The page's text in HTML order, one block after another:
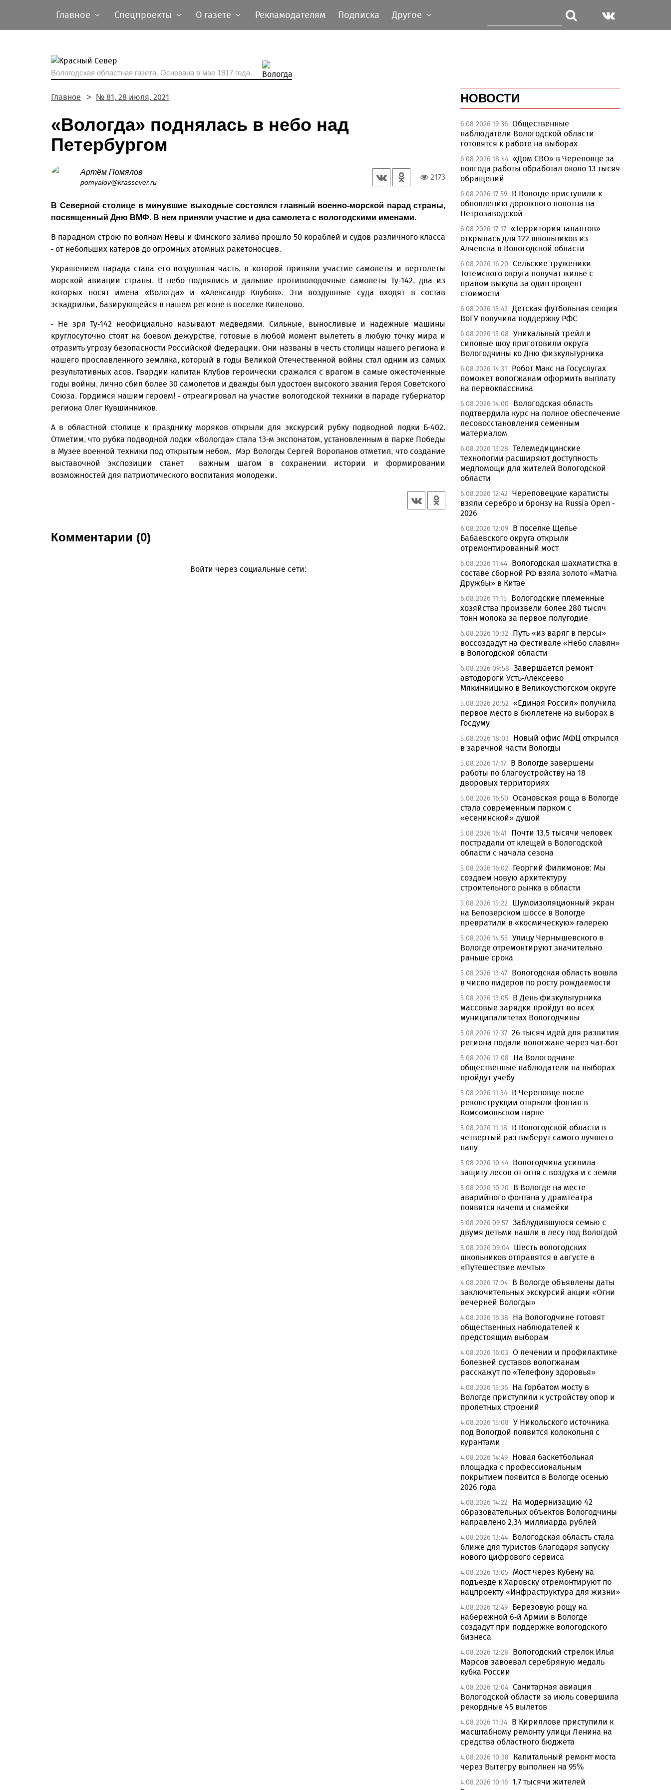
Главное Спецпроекты О газете Рекламодателям Подписка Другое
Вологодская областная газета. Основана в мае 1917 года.
Главное № 81, 28 июля, 2021
«Вологда» поднялась в небо над
Петербургом
Артём Помялов
pomyalov@krassever.ru
2173
В Северной столице в минувшие выходные состоялся главный военно-морской парад страны,
посвященный Дню ВМФ. В нем приняли участие и два самолета с вологодскими именами.
В парадном строю по волнам Невы и Финского залива прошло 50 кораблей и судов различного класса
- от небольших катеров до огромных атомных ракетоносцев.
Украшением парада стала его воздушная часть, в которой приняли участие самолеты и вертолеты
морской авиации страны. В небо поднялись и дальние противолодочные самолеты Ту-142, два из
которых носят имена «Вологда» и «Александр Клубов». Эти воздушные суда входят в состав
эскадрильи, базирующейся в нашем регионе в поселке Кипелово.
- Не зря Ту-142 неофициально называют медведями. Сильные, выносливые и надежные машины
круглосуточно стоят на боевом дежурстве, готовые в любой момент вылететь в любую точку мира и
отразить угрозу безопасности Российской Федерации. Они названы в честь столицы нашего региона и
нашего прославленного земляка, который в годы Великой Отечественной войны стал одним из самых
результативных асов. Гвардии капитан Клубов героически сражался с врагом в самые ожесточенные
годы войны, лично сбил более 30 самолетов и дважды был удостоен высокого звания Героя Советского
Союза. Гордимся нашим героем! - отреагировал на участие вологодской техники в параде губернатор
региона Олег Кувшинников.
А в областной столице к празднику моряков открыли для экскурсий рубку подводной лодки Б-402.
Отметим, что рубка подводной лодки «Вологда» стала 13-м экспонатом, установленным в парке Победы
в Музее военной техники под открытым небом. Мэр Вологды Сергей Воропанов отметил, что создание
выставочной экспозиции станет важным шагом в сохранении истории и формировании
возможностей для патриотического воспитания молодежи.
Комментарии (0)
Войти через социальные сети:
НОВОСТИ
6.08.2026 19:36 Общественные
наблюдатели Вологодской области
готовятся к работе на выборах
6.08.2026 18:44 «Дом СВО» в Череповце за
полгода работы обработал около 13 тысяч
обращений
6.08.2026 17:59 В Вологде приступили к
обновлению дорожного полотна на
Петрозаводской
6.08.2026 17:17 «Территория талантов»
открылась для 122 школьников из
Алчевска в Вологодской области
6.08.2026 16:20 Сельские труженики
Тотемского округа получат жилье с
правом выкупа за один процент
стоимости
6.08.2026 15:42 Детская футбольная секция
ВоГУ получила поддержку РФС
6.08.2026 15:08 Уникальный трейл и
силовые шоу приготовили округа
Вологодчины ко Дню физкультурника
6.08.2026 14:31
Робот Макс на Госуслугах
поможет вологжанам оформить выплату
на первоклассника
6.08.2026 14:00
Вологодская область
подтвердила курс на полное обеспечение
лесовосстановления семенным
материалом
6.08.2026 13:28 Телемедицинские
технологии расширяют доступность
медпомощи для жителей Вологодской
области
6.08.2026 12:42 Череповецкие каратисты
взяли серебро и бронзу на Russia Open -
2026
6.08.2026 12:09 В поселке Щепье
Бабаевского округа открыли
отремонтированный мост
6.08.2026 11:44 Вологодская шахматистка в
составе сборной РФ взяла золото «Матча
Дружбы» в Китае
6.08.2026 11:15 Вологодские племенные
хозяйства произвели более 280 тысяч
тонн молока за первое полугодие
6.08.2026 10:32
Путь «из варяг в персы»
воссоздадут на фестивале «Небо славян»
в Вологодской области
6.08.2026 09:58 Завершается ремонт
автодороги Усть-Алексеево –
Мякинницыно в Великоустюгском округе
5.08.2026 20:52 «Единая Россия» получила
первое место в бюллетене на выборах в
Госдуму
5.08.2026 18:03
Новый офис МФЦ открылся
в заречной части Вологды
5.08.2026 17:17 В Вологде завершены
работы по благоустройству на 18
дворовых территориях
5.08.2026 16:50 Осановская роща в Вологде
стала современным парком с
«есенинской» душой
5.08.2026 16:41
Почти 13,5 тысячи человек
пострадали от клещей в Вологодской
области с начала сезона
5.08.2026 16:02
Георгий Филимонов: Мы
создаем новую архитектуру
строительного рынка в области
5.08.2026 15:22
Шумоизоляционный экран
на Белозерском шоссе в Вологде
превратили в «космическую» галерею
5.08.2026 14:55 Улицу Чернышевского в
Вологде отремонтируют значительно
раньше срока
5.08.2026 13:47 Вологодская область вошла
в число лидеров по росту рождаемости
5.08.2026 13:05 В День физкультурника
массовые зарядки пройдут во всех
муниципалитетах Вологодчины
5.08.2026 12:37 26 тысяч идей для развития
региона подали вологжане через чат-бот
5.08.2026 12:08
На Вологодчине
общественные наблюдатели на выборах
пройдут учебу
5.08.2026 11:34 В Череповце после
реконструкции открыли фонтан в
Комсомольском парке
5.08.2026 11:18
В Вологодской области в
четвертый раз выберут самого лучшего
папу
5.08.2026 10:44 Вологодчина усилила
защиту лесов от огня с воздуха и с земли
5.08.2026 10:20
В Вологде на месте
аварийного фонтана у драмтеатра
появятся качели и скамейки
5.08.2026 09:57 Заблудившуюся семью с
двумя детьми нашли в лесу под Вологдой
5.08.2026 09:04 Шесть вологодских
школьников отправятся в августе в
«Путешествие мечты»
4.08.2026 17:04 В Вологде объявлены даты
заключительных экскурсий акции «Огни
вечерней Вологды»
4.08.2026 16:38
На Вологодчине готовят
общественных наблюдателей к
предстоящим выборам
4.08.2026 16:03 О лечении и профилактике
болезней суставов вологжанам
расскажут по «Телефону здоровья»
4.08.2026 15:36 На Горбатом мосту в
Вологде приступили к устройству опор и
пролетных строений
4.08.2026 15:08 У Никольского источника
под Вологдой появится колокольня с
курантами
4.08.2026 14:49 Новая баскетбольная
площадка с профессиональным
покрытием появится в Вологде осенью
2026 года
4.08.2026 14:22
На модернизацию 42
образовательных объектов Вологодчины
направлено 2,34 миллиарда рублей
4.08.2026 13:44 Вологодская область стала
ближе для туристов благодаря запуску
нового цифрового сервиса
4.08.2026 13:05 Мост через Кубену на
подъезде к Харовску отремонтируют по
нацпроекту «Инфраструктура для жизни»
4.08.2026 12:49 Березовую рощу на
набережной 6-й Армии в Вологде
создадут при поддержке вологодского
бизнеса
4.08.2026 12:28
Вологодский стрелок Илья
Марсов завоевал серебряную медаль
кубка России
4.08.2026 12:04 Санитарная авиация
Вологодской области за июль совершила
рекордные 45 вылетов
4.08.2026 11:34 В Кириллове приступили к
масштабному ремонту улицы Ленина на
средства областного бюджета
4.08.2026 10:38
Капитальный ремонт моста
через Вытегру выполнен на 95%
4.08.2026 10:16 1,7 тысячи жителей